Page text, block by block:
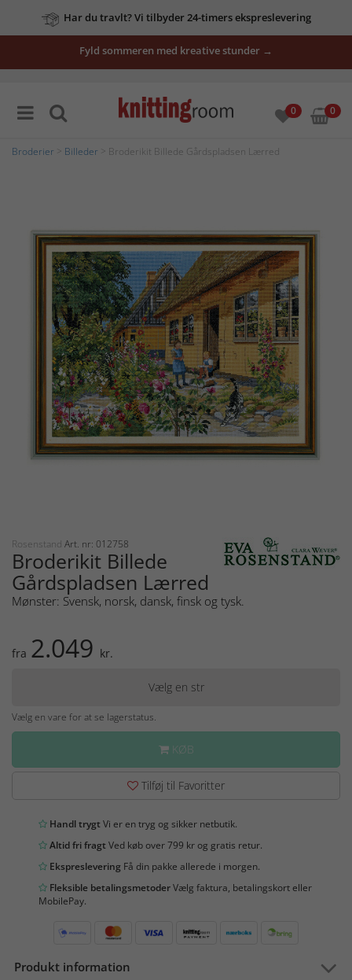
Har du travlt? Vi tilbyder 24-timers ekspreslevering
Fyld sommeren med kreative stunder →
0 0
Broderier Billeder > Broderikit Billede Gårdspladsen Lærred
Rosenstand Art. nr: 012758
Broderikit Billede
Gårdspladsen Lærred
Mønster: Svensk, norsk, dansk, finsk og tysk.
fra 2.049 kr.
Vælg en str
Vælg en vare for at se lagerstatus.
KØB
Tilføj til Favoritter
Handl trygtVi er en tryg og sikker netbutik.
Altid fri fragtVed køb over 799 kr og gratis retur.
Ekspreslevering Få din pakke allerede i morgen.
Fleksible betalingsmetoderVælg faktura, betalingskort eller
MobilePay.
Produkt information